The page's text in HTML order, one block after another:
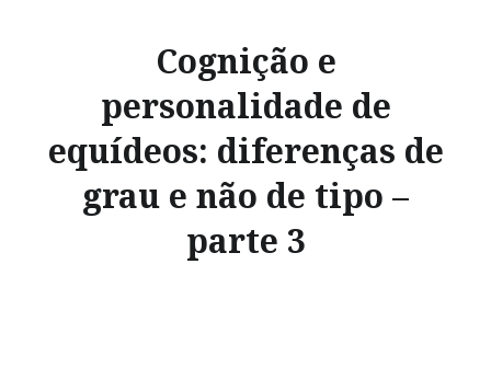
Cognição e
personalidade de
equídeos: diferenças de
grau e não de tipo –
parte 3